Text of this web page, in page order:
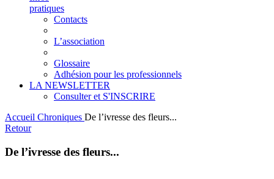
pratiques
Contacts
L’association
Glossaire
Adhésion pour les professionnels
LA NEWSLETTER
Consulter et S'INSCRIRE
Accueil Chroniques De l’ivresse des fleurs...
Retour
De l’ivresse des fleurs...